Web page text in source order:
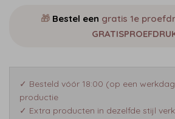
🎁 Bestel een gratis 1e
✓ Besteld vóór 18:00 (op een
productie
✓ Extra producten in dezelfde stijl